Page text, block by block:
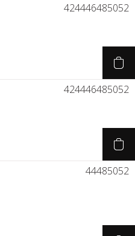
424446485052
424446485052
44485052